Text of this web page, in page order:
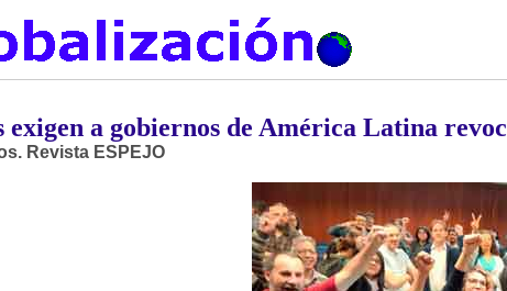
exigen a gobiernos de América Latina
Revista ESPEJO